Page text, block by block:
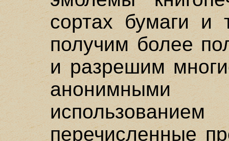
сортах бумаги и
получим более
и разрешим
анонимными
перечисленные